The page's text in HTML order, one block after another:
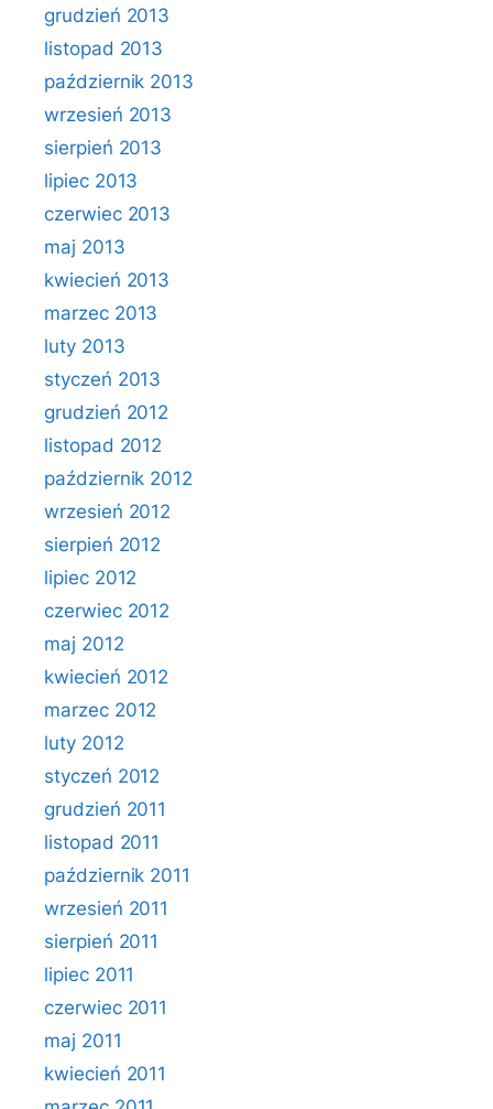
grudzień 2013
listopad 2013
październik 2013
wrzesień 2013
sierpień 2013
lipiec 2013
czerwiec 2013
maj 2013
kwiecień 2013
marzec 2013
luty 2013
styczeń 2013
grudzień 2012
listopad 2012
październik 2012
wrzesień 2012
sierpień 2012
lipiec 2012
czerwiec 2012
maj 2012
kwiecień 2012
marzec 2012
luty 2012
styczeń 2012
grudzień 2011
listopad 2011
październik 2011
wrzesień 2011
sierpień 2011
lipiec 2011
czerwiec 2011
maj 2011
kwiecień 2011